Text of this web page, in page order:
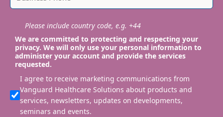
Please include country code, e.g. +44
We are committed to protecting and respecting your
privacy. We will only use your personal information to
administer your account and provide the services
requested.
I agree to receive marketing communications from
Vanguard Healthcare Solutions about products and
services, newsletters, updates on developments,
seminars and events.